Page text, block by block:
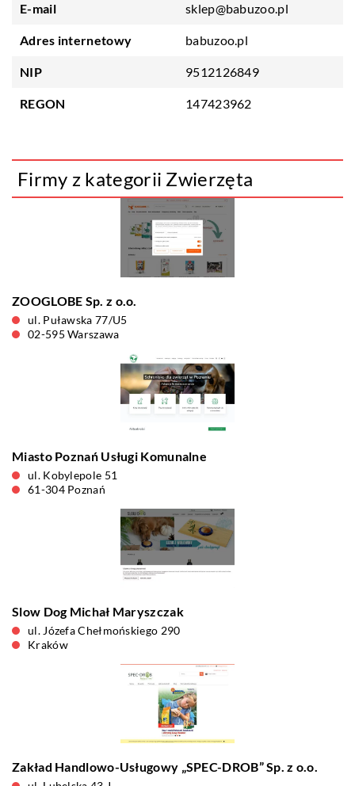
E-mail sklep@babuzoo.pl
Adres internetowy babuzoo.pl
NIP 9512126849
REGON 147423962
Firmy z kategorii Zwierzęta
ZOOGLOBE Sp. z o.o.
ul. Puławska 77/U5
02-595 Warszawa
Miasto Poznań Usługi Komunalne
ul. Kobylepole 51
61-304 Poznań
Slow Dog Michał Maryszczak
ul. Józefa Chełmońskiego 290
Kraków
Zakład Handlowo-Usługowy „SPEC-DROB” Sp. z o.o.